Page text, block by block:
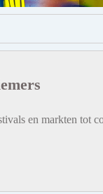
en markten tot